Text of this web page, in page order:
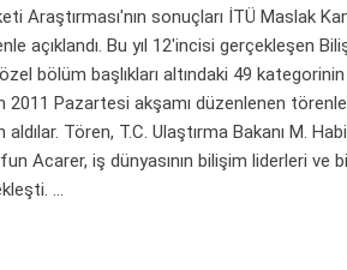
Araştırması'nın sonuçları İTÜ Maslak
açıklandı. Bu yıl 12'incisi gerçekleşen
bölüm başlıkları altındaki 49
2011 Pazartesi akşamı düzenlenen
Tören, T.C. Ulaştırma Bakanı M.
Acarer, iş dünyasının bilişim liderleri
...